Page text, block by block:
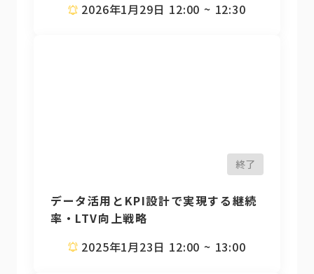
2026年1月29日 12:00 ~ 12:30
終了
データ活用とKPI設計で実現する継続
率・LTV向上戦略
2025年1月23日 12:00 ~ 13:00